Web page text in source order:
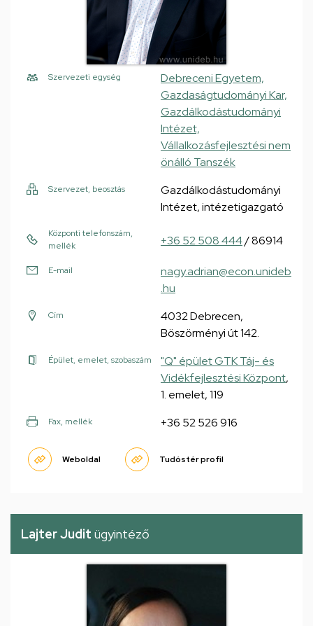
Szervezeti egység
Debreceni Egyetem,
Gazdaságtudományi Kar,
Gazdálkodástudományi
Intézet,
Vállalkozásfejlesztési nem
önálló Tanszék
Szervezet, beosztás
Gazdálkodástudományi
Intézet, intézetigazgató
Központi telefonszám,
mellék
+36 52 508 444/ 86914
E-mail
nagy.adrian@econ.unideb
.hu
Cím
4032 Debrecen,
Böszörményi út 142.
Épület, emelet, szobaszám
"Q" épület GTK Táj- és
Vidékfejlesztési Központ,
1. emelet, 119
Fax, mellék +36 52 526 916
Weboldal Tudóstér profil
Lajter Judit ügyintéző